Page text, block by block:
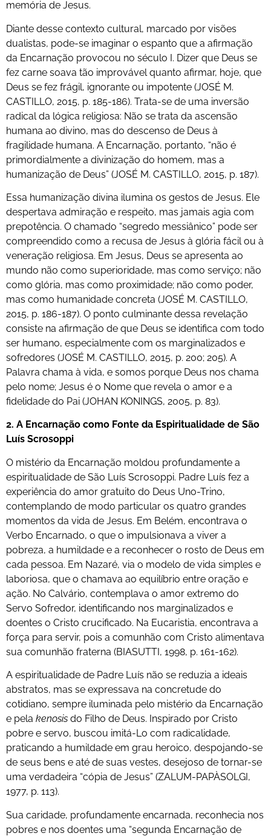
memória de Jesus.
Diante desse contexto cultural, marcado por visões
dualistas, pode-se imaginar o espanto que a afirmação
da Encarnação provocou no século I. Dizer que Deus se
fez carne soava tão improvável quanto afirmar, hoje, que
Deus se fez frágil, ignorante ou impotente (JOSÉ M.
CASTILLO, 2015, p. 185-186). Trata-se de uma inversão
radical da lógica religiosa: Não se trata da ascensão
humana ao divino, mas do descenso de Deus à
fragilidade humana. A Encarnação, portanto, “não é
primordialmente a divinização do homem, mas a
humanização de Deus” (JOSÉ M. CASTILLO, 2015, p. 187).
Essa humanização divina ilumina os gestos de Jesus. Ele
despertava admiração e respeito, mas jamais agia com
prepotência. O chamado “segredo messiânico” pode ser
compreendido como a recusa de Jesus à glória fácil ou à
veneração religiosa. Em Jesus, Deus se apresenta ao
mundo não como superioridade, mas como serviço; não
como glória, mas como proximidade; não como poder,
mas como humanidade concreta (JOSÉ M. CASTILLO,
2015, p. 186-187). O ponto culminante dessa revelação
consiste na afirmação de que Deus se identifica com todo
ser humano, especialmente com os marginalizados e
sofredores (JOSÉ M. CASTILLO, 2015, p. 200; 205). A
Palavra chama à vida, e somos porque Deus nos chama
pelo nome; Jesus é o Nome que revela o amor e a
fidelidade do Pai (JOHAN KONINGS, 2005, p. 83).
2. A Encarnação como Fonte da Espiritualidade de São
Luís Scrosoppi
O mistério da Encarnação moldou profundamente a
espiritualidade de São Luís Scrosoppi. Padre Luís fez a
experiência do amor gratuito do Deus Uno-Trino,
contemplando de modo particular os quatro grandes
momentos da vida de Jesus. Em Belém, encontrava o
Verbo Encarnado, o que o impulsionava a viver a
pobreza, a humildade e a reconhecer o rosto de Deus em
cada pessoa. Em Nazaré, via o modelo de vida simples e
laboriosa, que o chamava ao equilíbrio entre oração e
ação. No Calvário, contemplava o amor extremo do
Servo Sofredor, identificando nos marginalizados e
doentes o Cristo crucificado. Na Eucaristia, encontrava a
força para servir, pois a comunhão com Cristo alimentava
sua comunhão fraterna (BIASUTTI, 1998, p. 161-162).
A espiritualidade de Padre Luís não se reduzia a ideais
abstratos, mas se expressava na concretude do
cotidiano, sempre iluminada pelo mistério da Encarnação
e pela kenosis do Filho de Deus. Inspirado por Cristo
pobre e servo, buscou imitá-Lo com radicalidade,
praticando a humildade em grau heroico, despojando-se
de seus bens e até de suas vestes, desejoso de tornar-se
uma verdadeira “cópia de Jesus” (ZALUM-PAPÀSOLGI,
1977, p. 113).
Sua caridade, profundamente encarnada, reconhecia nos
pobres e nos doentes uma “segunda Encarnação de